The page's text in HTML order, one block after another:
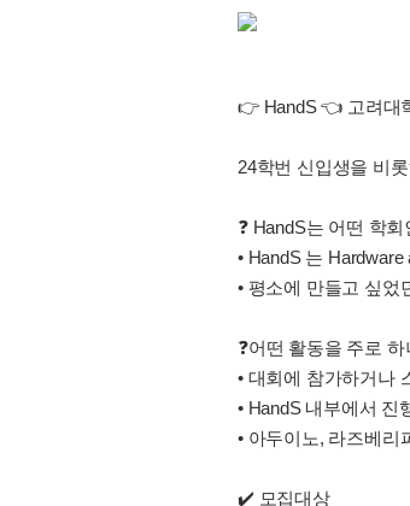
👉 HandS 👈 고려대
24학번 신입생을 비
❓️ HandS는 어떤 학
• HandS 는
• 평소에 만들고 싶었
❓️어떤 활동을 주로
• 대회에 참가하거나
• HandS 내부에서
• 아두이노, 라즈베
✔️ 모집대상